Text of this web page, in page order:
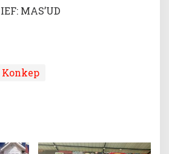
MAS’UD
Konkep